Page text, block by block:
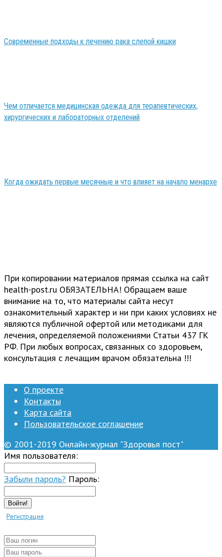
Современные подходы к лечению рака слепой кишки
Чем отличается медицинская одежда для терапевтических,
хирургических и лабораторных отделений
Когда ожидать первые месячные и что влияет на начало менархе
При копировании материалов прямая ссылка на сайт
health-post.ru ОБЯЗАТЕЛЬНА! Обращаем ваше
внимание на то, что материалы сайта несут
ознакомительный характер и ни при каких условиях не
являются публичной офертой или методиками для
лечения, определяемой положениями Статьи 437 ГК
РФ. При любых вопросах, связанных со здоровьем,
консультация с лечащим врачом обязательна !!!
О проекте
Контакты
Карта сайта
Пользовательское соглашение
© 2001-2019 Онлайн-журнал "Здоровья пост"
Имя пользователя:
Забыли пароль? Пароль:
Войти!
Регистрация